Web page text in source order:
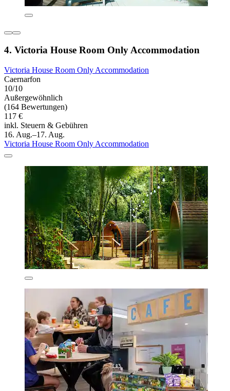
4. Victoria House Room Only Accommodation
Victoria House Room Only Accommodation
Caernarfon
10/10
Außergewöhnlich
(164 Bewertungen)
117 €
inkl. Steuern & Gebühren
16. Aug.–17. Aug.
Victoria House Room Only Accommodation